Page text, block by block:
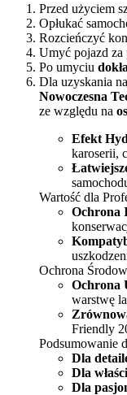
Przed użyciem
Opłukać
Rozcieńczyć
Umyć pojazd za
Po umyciu
Dla uzyskania
Nowoczesna
ze względu na
Efekt
karoserii,
Wartość dla
Ochrona
Ochrona
Ochrona
warstwę
Friendly
Podsumowanie
Dla
Dla
Dla